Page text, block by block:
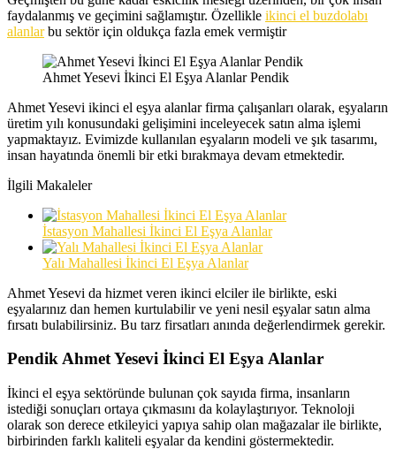
faydalanmış ve geçimini sağlamıştır. Özellikle ikinci el buzdolabı
alanlarbu sektör için oldukça fazla emek vermiştir
Ahmet Yesevi İkinci El Eşya Alanlar Pendik
Ahmet Yesevi ikinci el eşya alanlar firma çalışanları olarak, eşyaların
üretim yılı konusundaki gelişimini inceleyecek satın alma işlemi
yapmaktayız. Evimizde kullanılan eşyaların modeli ve şık tasarımı,
insan hayatında önemli bir etki bırakmaya devam etmektedir.
İlgili Makaleler
İstasyon Mahallesi İkinci El Eşya Alanlar
Yalı Mahallesi İkinci El Eşya Alanlar
Ahmet Yesevi da hizmet veren ikinci elciler ile birlikte, eski
eşyalarınız dan hemen kurtulabilir ve yeni nesil eşyalar satın alma
fırsatı bulabilirsiniz. Bu tarz firsatları anında değerlendirmek gerekir.
Pendik Ahmet Yesevi İkinci El Eşya Alanlar
İkinci el eşya sektöründe bulunan çok sayıda firma, insanların
istediği sonuçları ortaya çıkmasını da kolaylaştırıyor. Teknoloji
olarak son derece etkileyici yapıya sahip olan mağazalar ile birlikte,
birbirinden farklı kaliteli eşyalar da kendini göstermektedir.